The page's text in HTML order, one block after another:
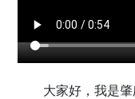
大家好，我是肇